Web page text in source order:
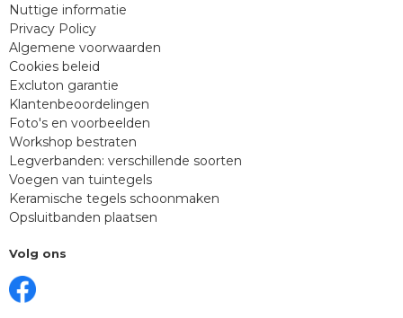
Nuttige informatie
Privacy Policy
Algemene voorwaarden
Cookies beleid
Excluton garantie
Klantenbeoordelingen
Foto's en voorbeelden
Workshop bestraten
Legverbanden: verschillende soorten
Voegen van tuintegels
Keramische tegels schoonmaken
Opsluitbanden plaatsen
Volg ons